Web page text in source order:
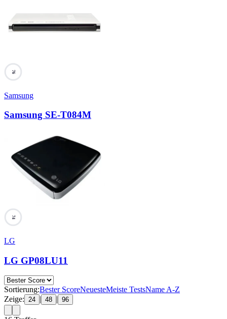
76
Samsung
Samsung SE-T084M
74
LG
LG GP08LU11
Sortierung:Bester ScoreNeuesteMeiste TestsName A-Z
Zeige: 24 | 48 | 96